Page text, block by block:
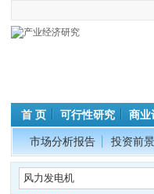
首 页 可行性研究 商业
市场分析报告 投资前